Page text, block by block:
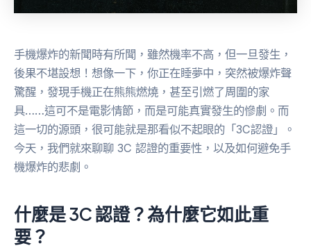
手機爆炸的新聞時有所聞，雖然機率不高，但一旦發生，
後果不堪設想！想像一下，你正在睡夢中，突然被爆炸聲
驚醒，發現手機正在熊熊燃燒，甚至引燃了周圍的家
具……這可不是電影情節，而是可能真實發生的慘劇。而
這一切的源頭，很可能就是那看似不起眼的「3C認證」。
今天，我們就來聊聊 3C 認證的重要性，以及如何避免手
機爆炸的悲劇。
什麼是 3C 認證？為什麼它如此重
要？